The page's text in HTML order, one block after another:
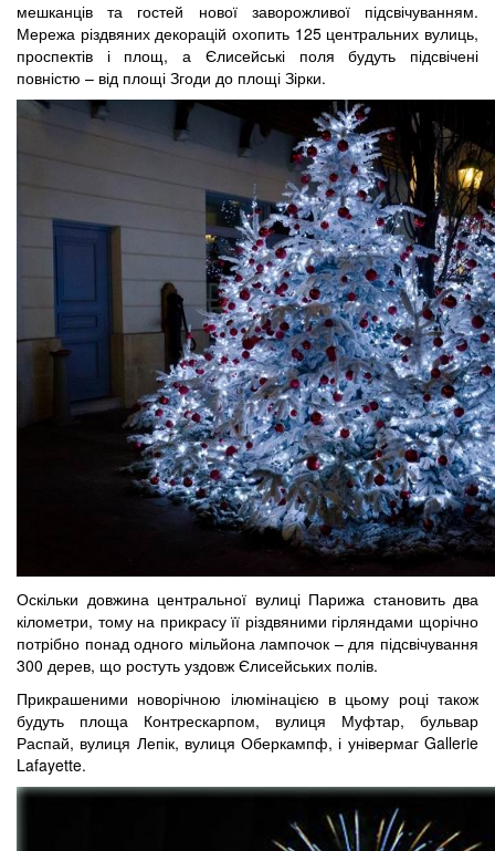
мешканців та гостей нової заворожливої підсвічуванням.
Мережа різдвяних декорацій охопить 125 центральних вулиць,
проспектів і площ, а Єлисейські поля будуть підсвічені
повністю – від площі Згоди до площі Зірки.
Оскільки довжина центральної вулиці Парижа становить два
кілометри, тому на прикрасу її різдвяними гірляндами щорічно
потрібно понад одного мільйона лампочок – для підсвічування
300 дерев, що ростуть уздовж Єлисейських полів.
Прикрашеними новорічною ілюмінацією в цьому році також
будуть площа Контрескарпом, вулиця Муфтар, бульвар
Распай, вулиця Лепік, вулиця Оберкампф, і універмаг Gallerie
Lafayette.